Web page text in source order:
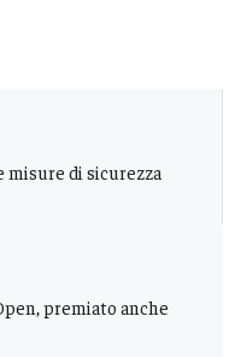
misure di sicurezza
premiato anche